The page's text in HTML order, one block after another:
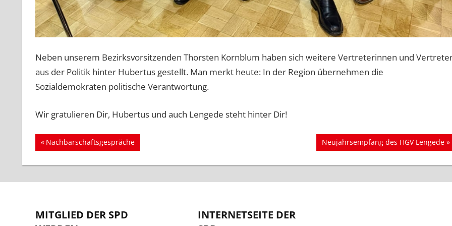
Neben unserem Bezirksvorsitzenden Thorsten Kornblum haben sich weitere Vertreterinnen und
aus der Politik hinter Hubertus gestellt. Man merkt heute: In der Region übernehmen die
Sozialdemokraten politische Verantwortung.
Wir gratulieren Dir, Hubertus und auch Lengede steht hinter Dir!
Beitragsnavigation
Vorheriger
Beitrag:
Nachbarschaftsgespräche
Nächster
Beitrag:
Neujahrsempfang des HGV Lengede
MITGLIED DER SPD
INTERNETSEITE DER